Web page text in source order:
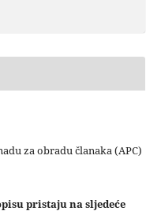
za obradu članaka (APC)
pristaju na sljedeće